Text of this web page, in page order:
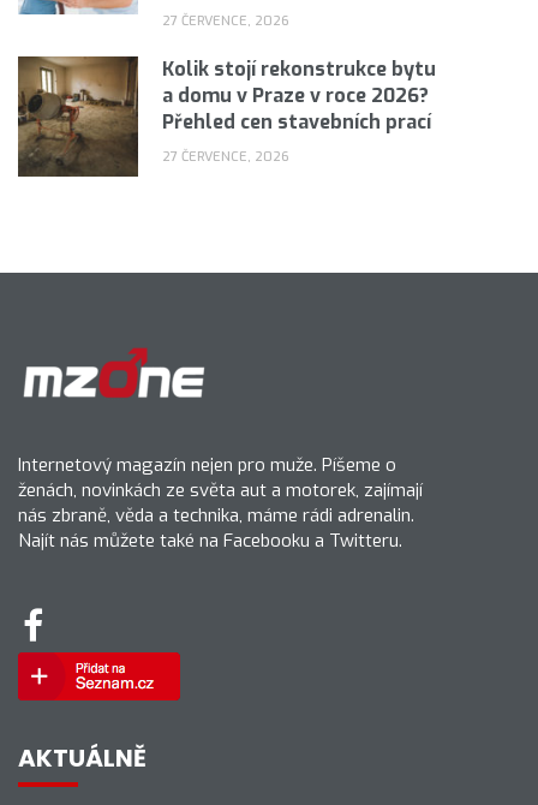
27 ČERVENCE, 2026
Kolik stojí rekonstrukce bytu
a domu v Praze v roce 2026?
Přehled cen stavebních prací
27 ČERVENCE, 2026
Internetový magazín nejen pro muže. Píšeme o
ženách, novinkách ze světa aut a motorek, zajímají
nás zbraně, věda a technika, máme rádi adrenalin.
Najít nás můžete také na Facebooku a Twitteru.
AKTUÁLNĚ